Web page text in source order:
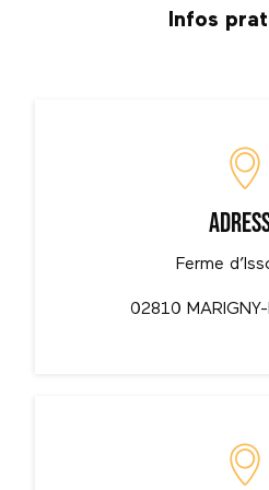
Infos
Ferme
02810